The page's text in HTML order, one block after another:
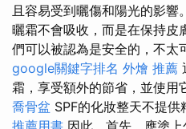
且容易受到曬傷和陽光的影響
曬霜不會吸收，而是在保持皮
們可以被認為是安全的，不太
google關鍵字排名 外燴 推薦
霜，享受額外的節省，並使用
喬骨盆 SPF的化妝整天不提供
推薦用書 因此，首先，應塗